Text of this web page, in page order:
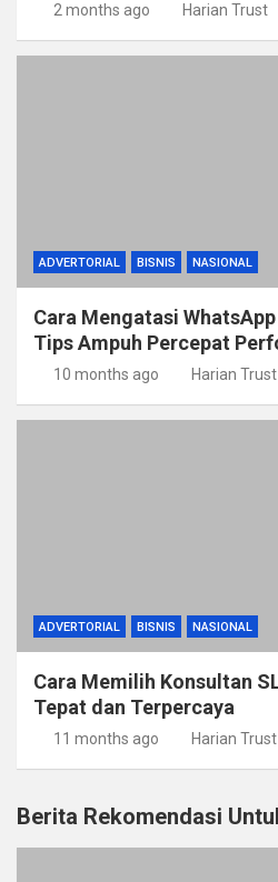
2 months ago Harian Trust
ADVERTORIAL BISNIS NASIONAL
Cara Mengatasi
Tips Ampuh Percepat
10 months ago Harian Trust
ADVERTORIAL BISNIS NASIONAL
Cara Memilih Konsultan
Tepat dan Terpercaya
11 months ago Harian Trust
Berita Rekomendasi